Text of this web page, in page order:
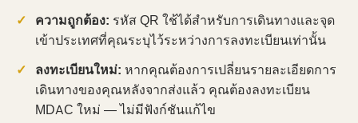
ความถูกต้อง: รหัส QR ใช้ได้สำหรับการเดินทางและจุด
เข้าประเทศที่คุณระบุไว้ระหว่างการลงทะเบียนเท่านั้น
ลงทะเบียนใหม่: หากคุณต้องการเปลี่ยนรายละเอียดการ
เดินทางของคุณหลังจากส่งแล้ว คุณต้องลงทะเบียน
MDAC ใหม่ — ไม่มีฟังก์ชันแก้ไข